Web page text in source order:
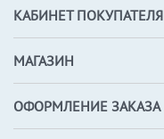
КАБИНЕТ ПОКУПАТЕЛЯ
МАГАЗИН
ОФОРМЛЕНИЕ ЗАКАЗА